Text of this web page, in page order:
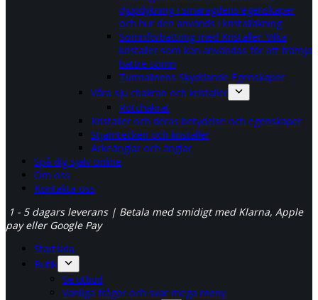
djupdykning i smaragdens egenskaper
och hur den används i kristalläkning
Sömnförbättring med Kristaller: Vilka
kristaller som kan användas för att främja
bättre sömn
Turmalinens Skyddande Egenskaper
Våra sju chakran och kristaller
Rotchakrat
Kristaller och deras betydelse och egenskaper
Stjärntecken och kristaller
Ärkeänglar och änglar
Spå dig själv online
Om oss
Kontakta oss
1 - 5 dagars leverans | Betala med smidigt med Klarna, Apple
pay eller Google Pay
Startsida
Butik
Se utbud
Vanliga frågor och svar mega meny